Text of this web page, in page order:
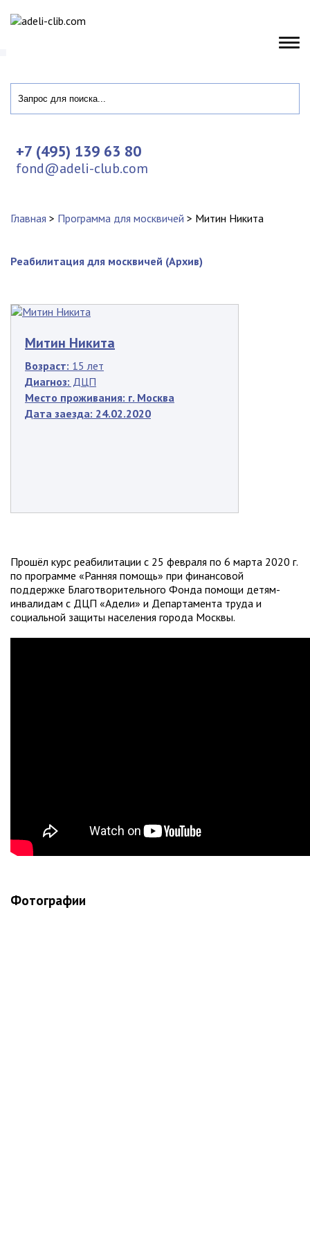
+7 (495) 139 63 80
fond@adeli-club.com
Главная > Программа для москвичей > Митин Никита
Реабилитация для москвичей (Архив)
Митин Никита
Возраст: 15 лет
Диагноз: ДЦП
Место проживания: г. Москва
Дата заезда: 24.02.2020
Прошёл курс реабилитации с 25 февраля по 6 марта 2020 г.
по программе «Ранняя помощь» при финансовой
поддержке Благотворительного Фонда помощи детям-
инвалидам с ДЦП «Адели» и Департамента труда и
социальной защиты населения города Москвы.
Фотографии